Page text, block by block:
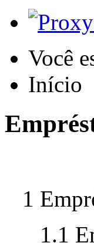
Você
Início
1
1.1